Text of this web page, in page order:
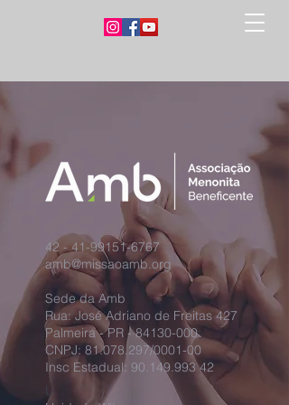
42 - 41-99151-6767
amb@missaoamb.org
Sede da Amb
Rua: José Adriano de Freitas 427
Palmeira - PR -84130-000
CNPJ: 81.078.297/0001-00
Insc Estadual: 90.149.993 42
U​